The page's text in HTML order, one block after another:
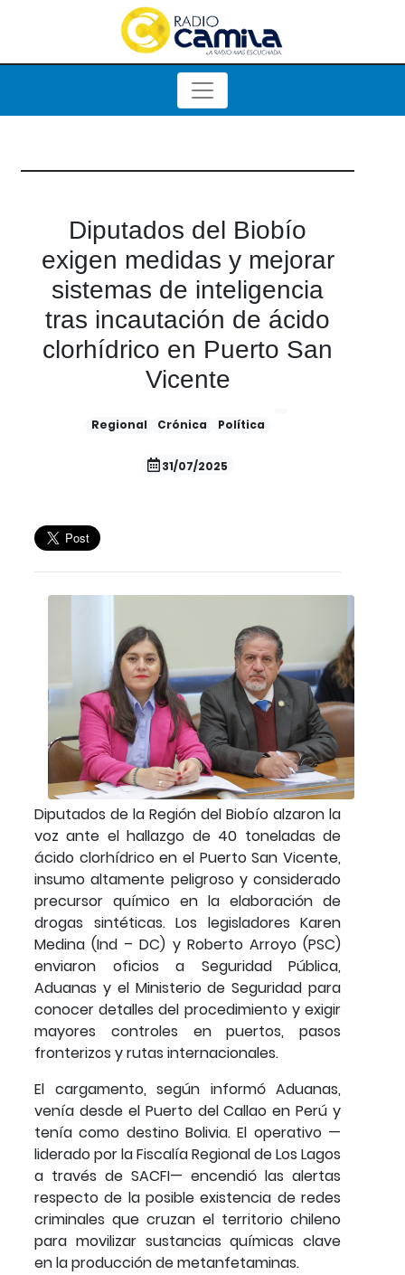
Diputados del Biobío
exigen medidas y mejorar
sistemas de inteligencia
tras incautación de ácido
clorhídrico en Puerto San
Vicente
Regional Crónica Política
31/07/2025
Diputados de la Región del Biobío alzaron la
voz ante el hallazgo de 40 toneladas de
ácido clorhídrico en el Puerto San Vicente,
insumo altamente peligroso y considerado
precursor químico en la elaboración de
drogas sintéticas. Los legisladores Karen
Medina (Ind – DC) y Roberto Arroyo (PSC)
enviaron oficios a Seguridad Pública,
Aduanas y el Ministerio de Seguridad para
conocer detalles del procedimiento y exigir
mayores controles en puertos, pasos
fronterizos y rutas internacionales.
El cargamento, según informó Aduanas,
venía desde el Puerto del Callao en Perú y
tenía como destino Bolivia. El operativo —
liderado por la Fiscalía Regional de Los Lagos
a través de SACFI— encendió las alertas
respecto de la posible existencia de redes
criminales que cruzan el territorio chileno
para movilizar sustancias químicas clave
en la producción de metanfetaminas.